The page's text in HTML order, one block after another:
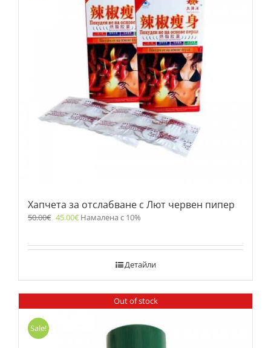
Хапчета за отслабване с Лют червен пипер
50.00€ 45.00€ Намалена с 10%
Детайли
Out of stock
Sale!